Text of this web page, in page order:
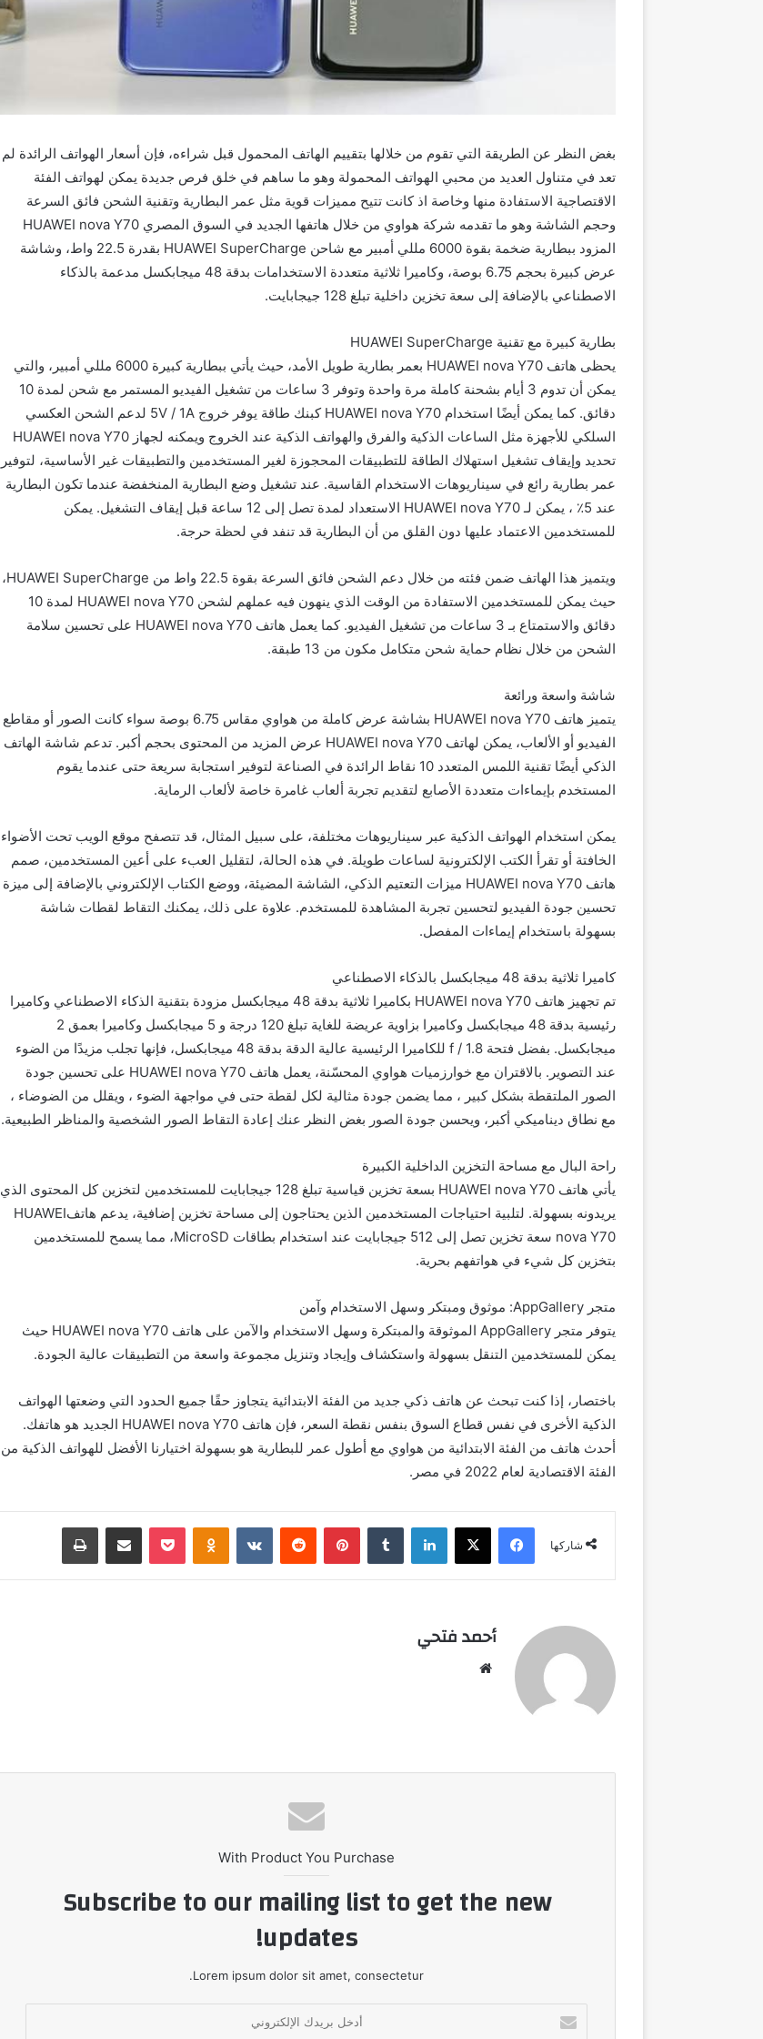
بغض النظر عن الطريقة التي تقوم من خلالها بتقييم الهاتف المحمول قبل شراءه، فإن أسعار الهواتف الرائدة لم
تعد في متناول العديد من محبي الهواتف المحمولة وهو ما ساهم في خلق فرص جديدة يمكن لهواتف الفئة
الاقتصاجية الاستفادة منها وخاصة اذ كانت تتيح مميزات قوية مثل عمر البطارية وتقنية الشحن فائق السرعة
وحجم الشاشة وهو ما تقدمه شركة هواوي من خلال هاتفها الجديد في السوق المصري HUAWEI nova Y70
المزود ببطارية ضخمة بقوة 6000 مللي أمبير مع شاحن HUAWEI SuperCharge بقدرة 22.5 واط، وشاشة
عرض كبيرة بحجم 6.75 بوصة، وكاميرا ثلاثية متعددة الاستخدامات بدقة 48 ميجابكسل مدعمة بالذكاء
الاصطناعي بالإضافة إلى سعة تخزين داخلية تبلغ 128 جيجابايت.
بطارية كبيرة مع تقنية HUAWEI SuperCharge
يحظى هاتف HUAWEI nova Y70 بعمر بطارية طويل الأمد، حيث يأتي ببطارية كبيرة 6000 مللي أمبير، والتي
يمكن أن تدوم 3 أيام بشحنة كاملة مرة واحدة وتوفر 3 ساعات من تشغيل الفيديو المستمر مع شحن لمدة 10
دقائق. كما يمكن أيضًا استخدام HUAWEI nova Y70 كبنك طاقة يوفر خروج 5V / 1A لدعم الشحن العكسي
السلكي للأجهزة مثل الساعات الذكية والفرق والهواتف الذكية عند الخروج ويمكنه لجهاز HUAWEI nova Y70
تحديد وإيقاف تشغيل استهلاك الطاقة للتطبيقات المحجوزة لغير المستخدمين والتطبيقات غير الأساسية، لتوفير
عمر بطارية رائع في سيناريوهات الاستخدام القاسية. عند تشغيل وضع البطارية المنخفضة عندما تكون البطارية
عند 5٪ ، يمكن لـ HUAWEI nova Y70 الاستعداد لمدة تصل إلى 12 ساعة قبل إيقاف التشغيل. يمكن
للمستخدمين الاعتماد عليها دون القلق من أن البطارية قد تنفد في لحظة حرجة.
ويتميز هذا الهاتف ضمن فئته من خلال دعم الشحن فائق السرعة بقوة 22.5 واط من HUAWEI SuperCharge،
حيث يمكن للمستخدمين الاستفادة من الوقت الذي ينهون فيه عملهم لشحن HUAWEI nova Y70 لمدة 10
دقائق والاستمتاع بـ 3 ساعات من تشغيل الفيديو. كما يعمل هاتف HUAWEI nova Y70 على تحسين سلامة
الشحن من خلال نظام حماية شحن متكامل مكون من 13 طبقة.
شاشة واسعة ورائعة
يتميز هاتف HUAWEI nova Y70 بشاشة عرض كاملة من هواوي مقاس 6.75 بوصة سواء كانت الصور أو مقاطع
الفيديو أو الألعاب، يمكن لهاتف HUAWEI nova Y70 عرض المزيد من المحتوى بحجم أكبر. تدعم شاشة الهاتف
الذكي أيضًا تقنية اللمس المتعدد 10 نقاط الرائدة في الصناعة لتوفير استجابة سريعة حتى عندما يقوم
المستخدم بإيماءات متعددة الأصابع لتقديم تجربة ألعاب غامرة خاصة لألعاب الرماية.
يمكن استخدام الهواتف الذكية عبر سيناريوهات مختلفة، على سبيل المثال، قد تتصفح موقع الويب تحت الأضواء
الخافتة أو تقرأ الكتب الإلكترونية لساعات طويلة. في هذه الحالة، لتقليل العبء على أعين المستخدمين، صمم
هاتف HUAWEI nova Y70 ميزات التعتيم الذكي، الشاشة المضيئة، ووضع الكتاب الإلكتروني بالإضافة إلى ميزة
تحسين جودة الفيديو لتحسين تجربة المشاهدة للمستخدم. علاوة على ذلك، يمكنك التقاط لقطات شاشة
بسهولة باستخدام إيماءات المفصل.
كاميرا ثلاثية بدقة 48 ميجابكسل بالذكاء الاصطناعي
تم تجهيز هاتف HUAWEI nova Y70 بكاميرا ثلاثية بدقة 48 ميجابكسل مزودة بتقنية الذكاء الاصطناعي وكاميرا
رئيسية بدقة 48 ميجابكسل وكاميرا بزاوية عريضة للغاية تبلغ 120 درجة و 5 ميجابكسل وكاميرا بعمق 2
ميجابكسل. بفضل فتحة f / 1.8 للكاميرا الرئيسية عالية الدقة بدقة 48 ميجابكسل، فإنها تجلب مزيدًا من الضوء
عند التصوير. بالاقتران مع خوارزميات هواوي المحسّنة، يعمل هاتف HUAWEI nova Y70 على تحسين جودة
الصور الملتقطة بشكل كبير ، مما يضمن جودة مثالية لكل لقطة حتى في مواجهة الضوء ، ويقلل من الضوضاء ،
مع نطاق ديناميكي أكبر، ويحسن جودة الصور بغض النظر عنك إعادة التقاط الصور الشخصية والمناظر الطبيعية.
راحة البال مع مساحة التخزين الداخلية الكبيرة
يأتي هاتف HUAWEI nova Y70 بسعة تخزين قياسية تبلغ 128 جيجابايت للمستخدمين لتخزين كل المحتوى الذي
يريدونه بسهولة. لتلبية احتياجات المستخدمين الذين يحتاجون إلى مساحة تخزين إضافية، يدعم هاتفHUAWEI
nova Y70 سعة تخزين تصل إلى 512 جيجابايت عند استخدام بطاقات MicroSD، مما يسمح للمستخدمين
بتخزين كل شيء في هواتفهم بحرية.
متجر AppGallery: موثوق ومبتكر وسهل الاستخدام وآمن
يتوفر متجر AppGallery الموثوقة والمبتكرة وسهل الاستخدام والآمن على هاتف HUAWEI nova Y70 حيث
يمكن للمستخدمين التنقل بسهولة واستكشاف وإيجاد وتنزيل مجموعة واسعة من التطبيقات عالية الجودة.
باختصار، إذا كنت تبحث عن هاتف ذكي جديد من الفئة الابتدائية يتجاوز حقًا جميع الحدود التي وضعتها الهواتف
الذكية الأخرى في نفس قطاع السوق بنفس نقطة السعر، فإن هاتف HUAWEI nova Y70 الجديد هو هاتفك.
أحدث هاتف من الفئة الابتدائية من هواوي مع أطول عمر للبطارية هو بسهولة اختيارنا الأفضل للهواتف الذكية من
الفئة الاقتصادية لعام 2022 في مصر.
شاركها
فيسبوك ‫X لينكدإن بينتيريست Odnoklassniki
‫Pocket مشاركة عبر البريد طباعة
أحمد فتحي
With Product You Purchase
Subscribe to our mailing list to get the new
updates!
Lorem ipsum dolor sit amet, consectetur.
بريدك